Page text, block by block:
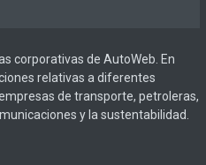
corporativas de AutoWeb. En
relativas a diferentes
de transporte, petroleras,
y la sustentabilidad.